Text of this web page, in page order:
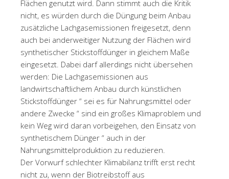
Flächen genutzt wird. Dann stimmt auch die Kritik
nicht, es würden durch die Düngung beim Anbau
zusätzliche Lachgasemissionen freigesetzt, denn
auch bei anderweitiger Nutzung der Flächen wird
synthetischer Stickstoffdünger in gleichem Maße
eingesetzt. Dabei darf allerdings nicht übersehen
werden: Die Lachgasemissionen aus
landwirtschaftlichem Anbau durch künstlichen
Stickstoffdünger “ sei es für Nahrungsmittel oder
andere Zwecke “ sind ein großes Klimaproblem und
kein Weg wird daran vorbeigehen, den Einsatz von
synthetischem Dünger “ auch in der
Nahrungsmittelproduktion zu reduzieren.
Der Vorwurf schlechter Klimabilanz trifft erst recht
nicht zu, wenn der Biotreibstoff aus